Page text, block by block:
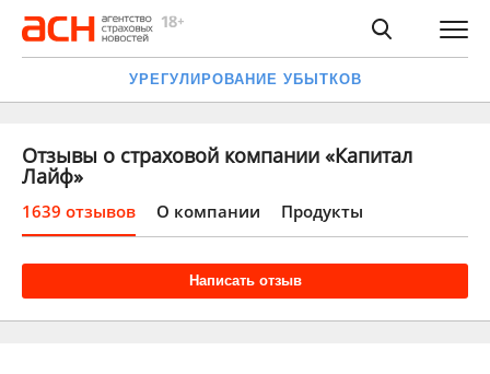
УРЕГУЛИРОВАНИЕ УБЫТКОВ
Отзывы о страховой компании «Капитал
Лайф»
1639 отзывов О компании Продукты
Написать отзыв